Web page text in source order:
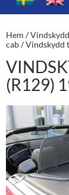
HOPPA
TILL
Hem /
cab/ Vindskydd
(R129)